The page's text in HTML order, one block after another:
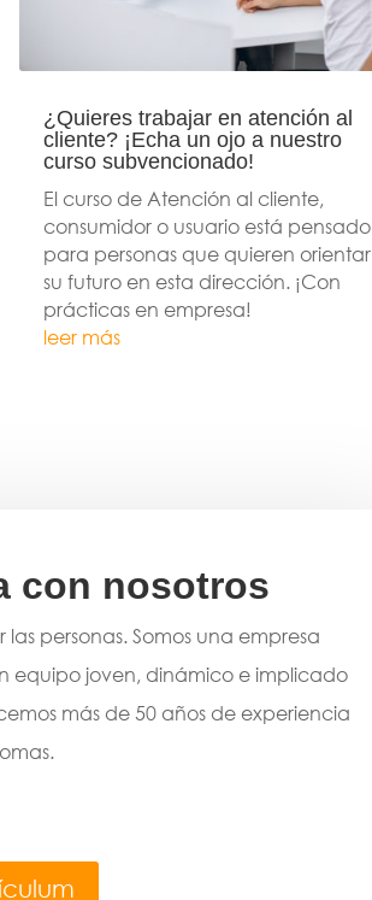
¿Quieres trabajar en atención al
cliente? ¡Echa un ojo a nuestro
curso subvencionado!
El curso de Atención al cliente,
consumidor o usuario está pensado
para personas que quieren orientar
su futuro en esta dirección. ¡Con
prácticas en empresa!
leer más
con nosotros
las personas. Somos una empresa
equipo joven, dinámico e implicado
más de 50 años de experiencia